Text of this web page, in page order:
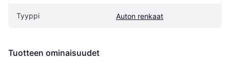
Tyyppi Auton renkaat
Tuotteen ominaisuudet